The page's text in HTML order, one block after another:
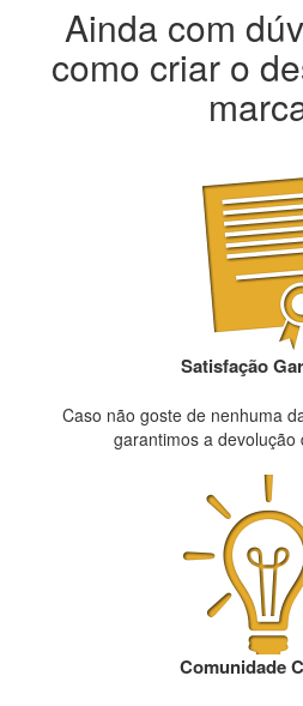
Ainda com
como criar o
Satisfação
Caso não goste de nenhuma
garantimos a devolução
Comunidade